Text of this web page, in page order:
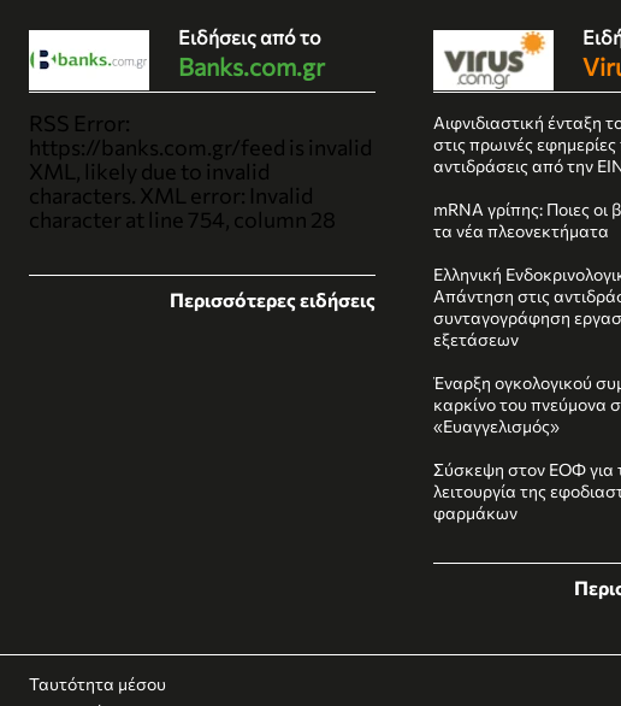
Ειδήσεις από το
Banks.com.gr
RSS Error:
https://banks.com.gr/feed is invalid
XML, likely due to invalid
characters. XML error: Invalid
character at line 754, column 28
Περισσότερες ειδήσεις
Αιφνιδιαστική ένταξη
στις πρωινές
αντιδράσεις από την
mRNA γρίπης: Ποιες οι
τα νέα πλεονεκτήματα
Ελληνική
Απάντηση στις
συνταγογράφηση
εξετάσεων
Έναρξη ογκολογικού
καρκίνο του πνεύμονα
«Ευαγγελισμός»
Σύσκεψη στον ΕΟΦ για
λειτουργία της
φαρμάκων
Ταυτότητα μέσου